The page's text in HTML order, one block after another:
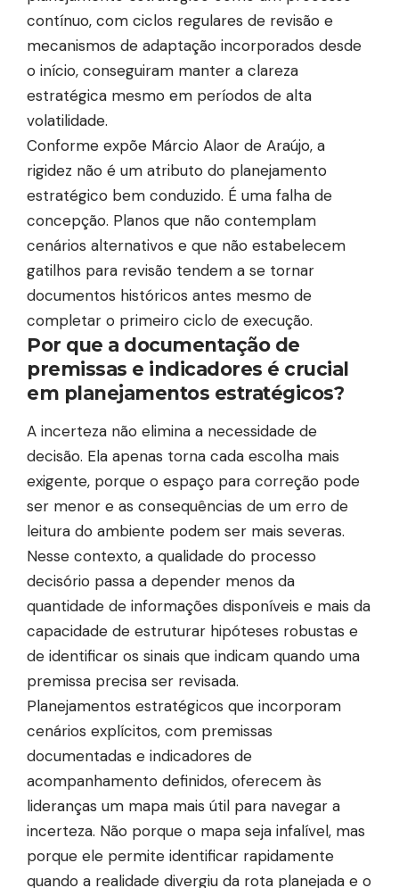
contínuo, com ciclos regulares de revisão e
mecanismos de adaptação incorporados desde
o início, conseguiram manter a clareza
estratégica mesmo em períodos de alta
volatilidade.
Conforme expõe Márcio Alaor de Araújo, a
rigidez não é um atributo do planejamento
estratégico bem conduzido. É uma falha de
concepção. Planos que não contemplam
cenários alternativos e que não estabelecem
gatilhos para revisão tendem a se tornar
documentos históricos antes mesmo de
completar o primeiro ciclo de execução.
Por que a documentação de
premissas e indicadores é crucial
em planejamentos estratégicos?
A incerteza não elimina a necessidade de
decisão. Ela apenas torna cada escolha mais
exigente, porque o espaço para correção pode
ser menor e as consequências de um erro de
leitura do ambiente podem ser mais severas.
Nesse contexto, a qualidade do processo
decisório passa a depender menos da
quantidade de informações disponíveis e mais da
capacidade de estruturar hipóteses robustas e
de identificar os sinais que indicam quando uma
premissa precisa ser revisada.
Planejamentos estratégicos que incorporam
cenários explícitos, com premissas
documentadas e indicadores de
acompanhamento definidos, oferecem às
lideranças um mapa mais útil para navegar a
incerteza. Não porque o mapa seja infalível, mas
porque ele permite identificar rapidamente
quando a realidade divergiu da rota planejada e o